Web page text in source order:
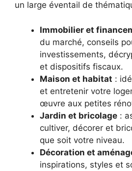
un large éventail de
Immobilier et
du marché, conseils
investissements,
et dispositifs fiscaux.
Maison et habitat :
et entretenir votre
œuvre aux petites
Jardin et bricolage :
cultiver, décorer et
que soit votre niveau.
Décoration et
inspirations, styles et